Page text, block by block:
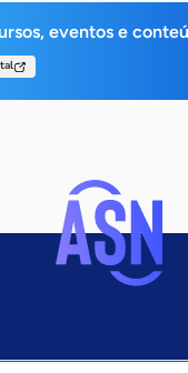
eventos e